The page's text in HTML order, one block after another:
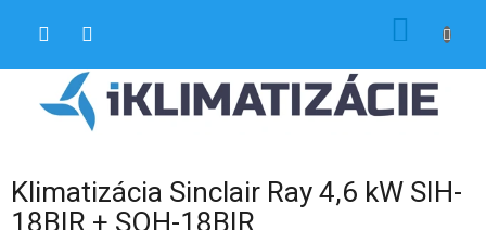
Klimatizácia Sinclair Ray 4,6 kW SIH-
18BIR + SOH-18BIR